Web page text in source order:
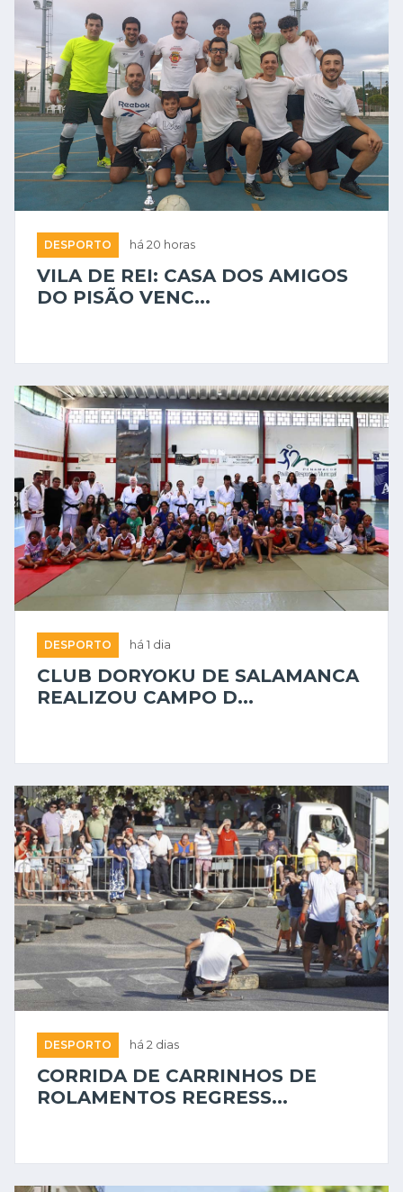
DESPORTO há 20 horas
VILA DE REI: CASA DOS AMIGOS
DO PISÃO VENC...
DESPORTO há 1 dia
CLUB DORYOKU DE SALAMANCA
REALIZOU CAMPO D...
DESPORTO há 2 dias
CORRIDA DE CARRINHOS DE
ROLAMENTOS REGRESS...